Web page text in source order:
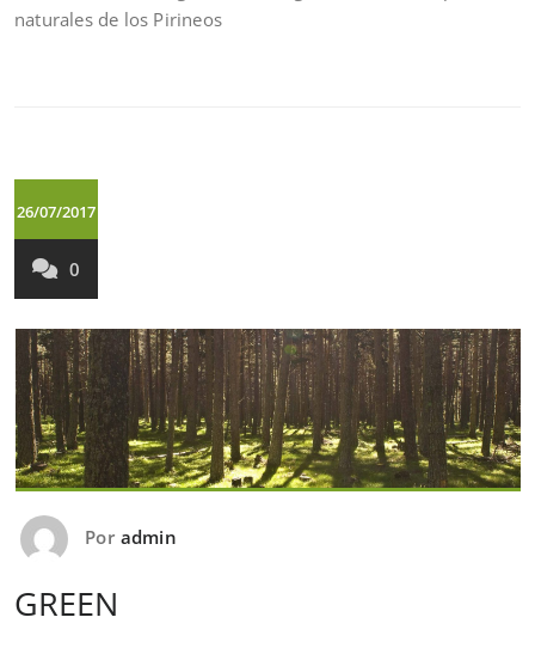
naturales de los Pirineos
26/07/2017
0
Por admin
GREEN